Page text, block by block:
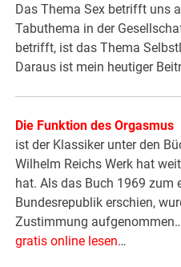
Das Thema Sex betrifft uns
Tabuthema in der
betrifft, ist das Thema
Daraus ist mein heutiger
Die Funktion des Orgasmus
ist der Klassiker unter den
Wilhelm Reichs Werk hat
hat. Als das Buch 1969 zum
Bundesrepublik erschien,
Zustimmung
gratis online lesen…